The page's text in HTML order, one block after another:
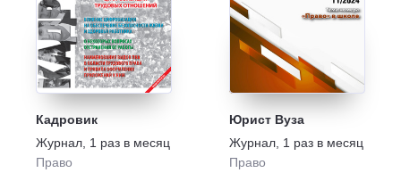
Кадровик
Журнал 1 раз в месяц
Право
Юрист Вуза
Журнал 1 раз в месяц
Право